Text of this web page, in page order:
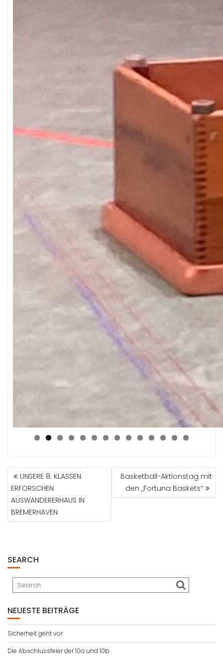
0 1 2 3 4
BEITRAGSNAVIGATION
UNSERE 8. KLASSEN
ERFORSCHEN
AUSWANDERERHAUS IN
BREMERHAVEN
Basketball-Aktionstag mit
den „Fortuna Baskets“
SEARCH
NEUESTE BEITRÄGE
Sicherheit geht vor
Die Abschlussfeier der 10a und 10b